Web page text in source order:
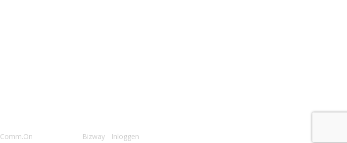
Comm.On Bizway• Inloggen